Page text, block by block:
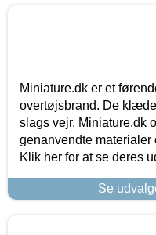
Miniature.dk er et
overtøjsbrand. De
slags vejr. Miniature.dk
genanvendte materialer
Klik her for at se deres
Se